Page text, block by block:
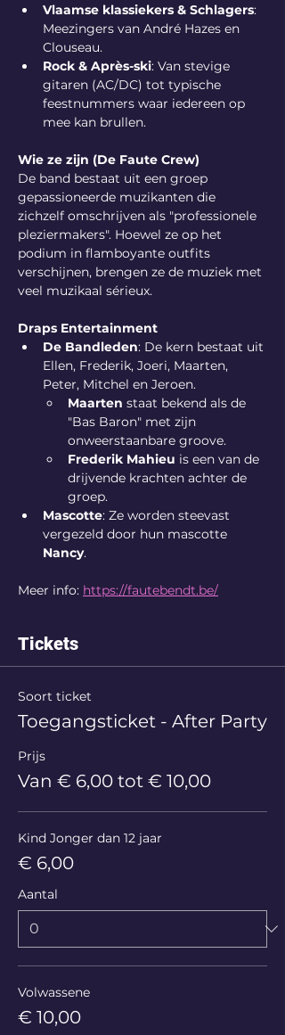
Vlaamse klassiekers & Schlagers:
Meezingers van André Hazes en
Clouseau.
Rock & Après-ski: Van stevige
gitaren (AC/DC) tot typische
feestnummers waar iedereen op
mee kan brullen.
Wie ze zijn (De Faute Crew)
De band bestaat uit een groep
gepassioneerde muzikanten die
zichzelf omschrijven als "professionele
pleziermakers". Hoewel ze op het
podium in flamboyante outfits
verschijnen, brengen ze de muziek met
veel muzikaal sérieux.
Draps Entertainment
De Bandleden: De kern bestaat uit
Ellen, Frederik, Joeri, Maarten,
Peter, Mitchel en Jeroen.
Maarten staat bekend als de
"Bas Baron" met zijn
onweerstaanbare groove.
Frederik Mahieu is een van de
drijvende krachten achter de
groep.
Mascotte: Ze worden steevast
vergezeld door hun mascotte
Nancy.
Meer info: https://fautebendt.be/
Tickets
Soort ticket
Toegangsticket - After Party
Prijs
Van € 6,00 tot € 10,00
Kind Jonger dan 12 jaar
€ 6,00
Aantal
Volwassene
€ 10,00